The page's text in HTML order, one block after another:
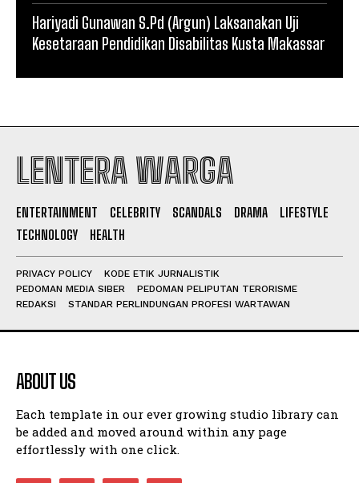
Hariyadi Gunawan S.Pd (Argun) Laksanakan Uji
Kesetaraan Pendidikan Disabilitas Kusta Makassar
LENTERA WARGA
ENTERTAINMENT CELEBRITY SCANDALS DRAMA
LIFESTYLE
TECHNOLOGY
HEALTH
PRIVACY POLICY
KODE ETIK JURNALISTIK
PEDOMAN MEDIA SIBER
PEDOMAN PELIPUTAN TERORISME
REDAKSI
STANDAR PERLINDUNGAN PROFESI WARTAWAN
ABOUT US
Each template in our ever growing studio library can
be added and moved around within any page
effortlessly with one click.